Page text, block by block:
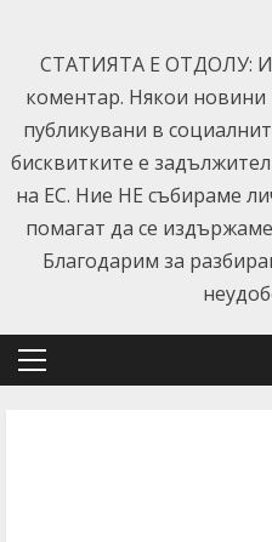
content
СТАТИЯТА Е ОТДОЛУ:
коментар. Някои новини
публикувани в
бисквитките е
на ЕС. Ние НЕ събираме
помагат да се
Благодарим за
Primary